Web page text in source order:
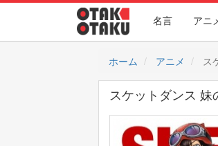
名言 アニ
ホーム アニメ ス
スケットダンス